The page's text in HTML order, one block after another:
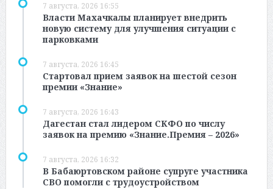
7 августа, 2026 16:55
Власти Махачкалы планирует внедрить
новую систему для улучшения ситуации с
парковками
7 августа, 2026 16:45
Стартовал прием заявок на шестой сезон
премии «Знание»
7 августа, 2026 16:43
Дагестан стал лидером СКФО по числу
заявок на премию «Знание.Премия – 2026»
7 августа, 2026 16:32
В Бабаюртовском районе супруге участника
СВО помогли с трудоустройством